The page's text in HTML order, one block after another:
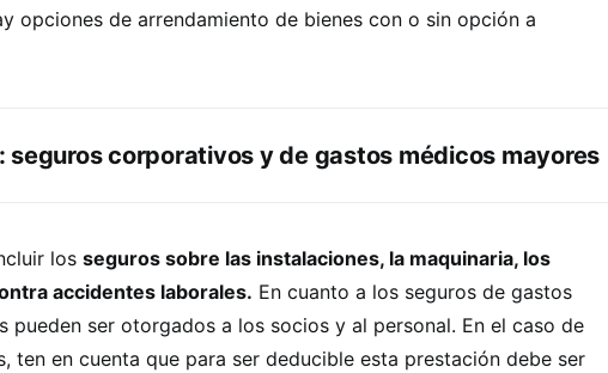
opciones de arrendamiento de bienes con o sin opción a
seguros corporativos y de gastos médicos mayores
los seguros sobre las instalaciones, la maquinaria, los
accidentes laborales. En cuanto a los seguros de gastos
pueden ser otorgados a los socios y al personal. En el caso de
ten en cuenta que para ser deducible esta prestación debe ser